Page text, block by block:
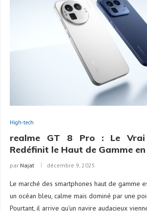
High-tech
realme GT 8 Pro : Le Vrai
Redéfinit le Haut de Gamme
par Najat décembre 9, 2025
Le marché des smartphones haut de gamme
un océan bleu, calme mais dominé par une
Pourtant, il arrive qu’un navire audacieux